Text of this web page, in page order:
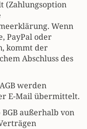
(Zahlungsoption
Wenn
PayPal oder
kommt der
Abschluss des
werden
E-Mail übermittelt.
außerhalb von